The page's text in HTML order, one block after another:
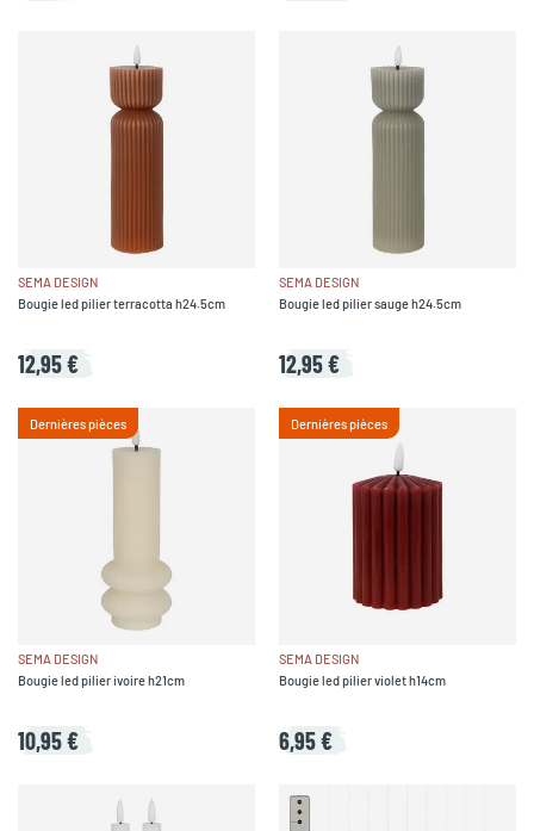
SEMA DESIGN
Bougie led pilier terracotta h24.5cm
12,95 €
SEMA DESIGN
Bougie led pilier sauge h24.5cm
12,95 €
Dernières pièces
SEMA DESIGN
Bougie led pilier ivoire h21cm
10,95 €
Dernières pièces
SEMA DESIGN
Bougie led pilier violet h14cm
6,95 €